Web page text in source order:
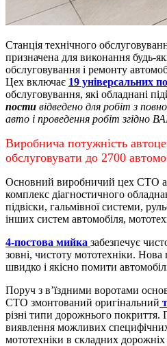
Станція технічного
призначена для виконання будь-
обслуговування і ремонту
Цех включає 19 універсальних
обслуговування, які обладнані
пости відведено для робіт з
авто і проведення робіт згідно
Виробнича потужність
обслуговувати до 2700
Основний виробничий цех СТО
комплекс діагностичного
підвіски, гальмівної системи,
інших систем автомобіля,
4-постова мийка забезпечує
зовні, чистоту мототехніки. Нова
швидко і якісно помити
Поруч з в’їздними воротами
СТО змонтований оригінальний
різні типи дорожнього покриття.
виявлення можливих
мототехніки в складних